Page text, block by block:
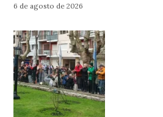
6 de agosto de 2026